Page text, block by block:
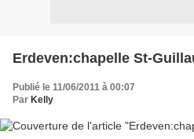
Erdeven:chapelle St-
Publié le 11/06/2011 à 00:07
Par Kelly